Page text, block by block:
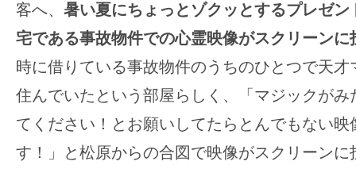
客へ、 暑い夏にちょっとゾクッとするプレゼン
宅である事故物件での心霊映像がスクリーンに
時に借りている事故物件のうちのひとつで天
住んでいたという部屋らしく、「マジックがみ
てください！とお願いしてたらとんでもない映
す！」と松原からの合図で映像がスクリーンに